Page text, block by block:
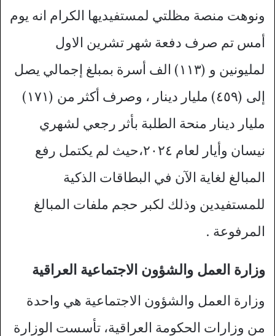
ونوهت منصة مظلتي لمستفيديها الكرام انه يوم
أمس تم صرف دفعة شهر تشرين الاول
لمليونين و (١١٣) الف أسرة بمبلغ إجمالي يصل
إلى (٤٥٩) مليار دينار ، وصرف أكثر من (١٧١)
مليار دينار منحة الطلبة بأثر رجعي لشهري
نيسان وأيار لعام ٢٠٢٤،حيث لم يكتمل رفع
المبالغ لغاية الآن في البطاقات الذكية
للمستفيدين وذلك لكبر حجم ملفات المبالغ
المرفوعة .
وزارة العمل والشؤون الاجتماعية العراقية
وزارة العمل والشؤون الاجتماعية هي واحدة
من وزارات الحكومة العراقية، تأسست الوزارة